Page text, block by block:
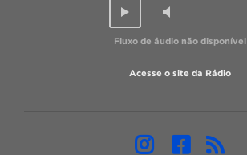
Fluxo de áudio não disponível
Acesse o site da Rádio